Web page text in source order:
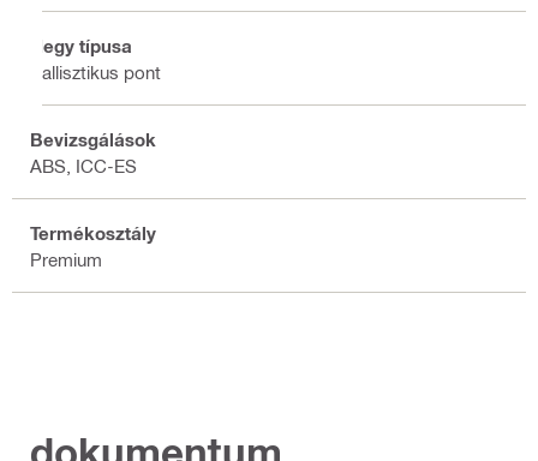
Hegy típusa
Ballisztikus pont
Bevizsgálások
ABS, ICC-ES
Termékosztály
Premium
dokumentum